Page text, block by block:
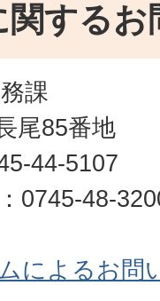
関するお
課
尾85番地
44-5107
0745-48-
によるお問